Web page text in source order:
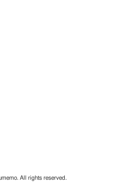
All rights reserved.